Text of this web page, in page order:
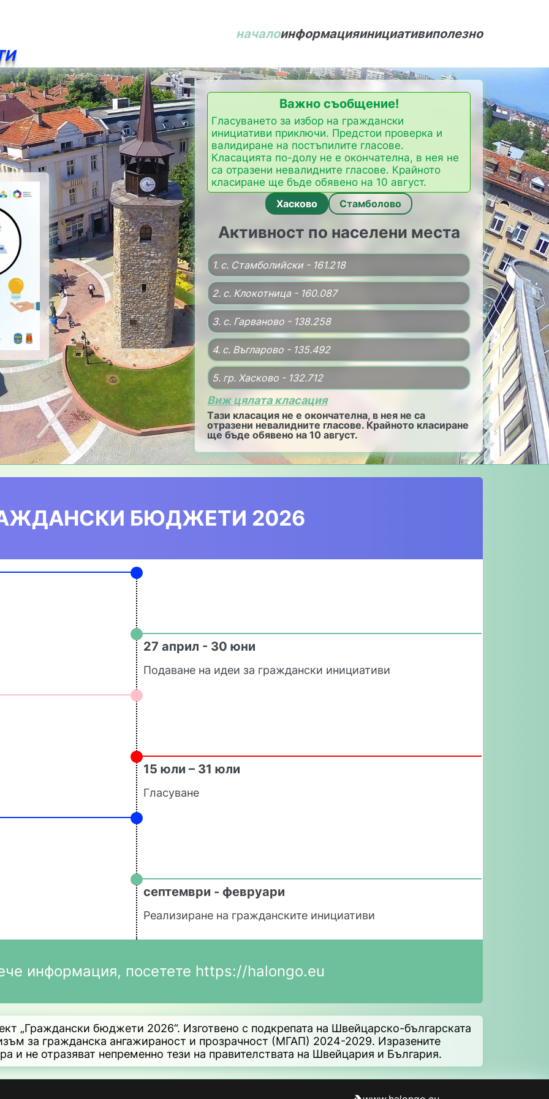
началоинформацияинициативиполезно
Важно съобщение!
Гласуването за избор на граждански
инициативи приключи. Предстои проверка и
валидиране на постъпилите гласове.
Класацията по-долу не е окончателна, в нея не
са отразени невалидните гласове. Крайното
класиране ще бъде обявено на 10 август.
Хасково
Стамболово
Активност по населени места
1. с. Стамболийски - 161.218
2. с. Клокотница - 160.087
3. с. Гарваново - 138.258
4. с. Въгларово - 135.492
5. гр. Хасково - 132.712
Виж цялата класация
Tази класация не е окончателна, в нея не са
отразени невалидните гласове. Крайното класиране
ще бъде обявено на 10 август.
БЮДЖЕТИ 2026
27 април - 30 юни
Подаване на идеи за граждански инициативи
15 юли – 31 юли
Гласуване
септември - февруари
Реализиране на гражданските инициативи
информация, посетете https://halongo.eu
„Граждански бюджети 2026“. Изготвено с подкрепата на Швейцарско-българската
за гражданска ангажираност и прозрачност (МГАП) 2024-2029. Изразените
и не отразяват непременно тези на правителствата на Швейцария и България.